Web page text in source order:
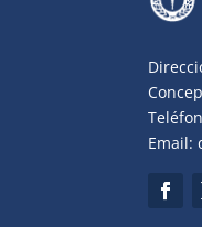
Email: